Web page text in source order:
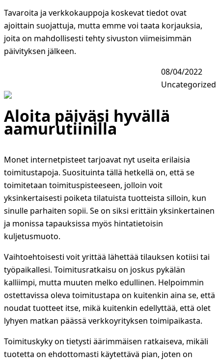
Tavaroita ja verkkokauppoja koskevat tiedot ovat
ajoittain suojattuja, mutta emme voi taata korjauksia,
joita on mahdollisesti tehty sivuston viimeisimmän
päivityksen jälkeen.
08/04/2022
Uncategorized
Aloita päiväsi hyvällä
aamurutiinilla
Monet internetpisteet tarjoavat nyt useita erilaisia
toimitustapoja. Suosituinta tällä hetkellä on, että se
toimitetaan toimituspisteeseen, jolloin voit
yksinkertaisesti poiketa tilatuista tuotteista silloin, kun
sinulle parhaiten sopii. Se on siksi erittäin yksinkertainen
ja monissa tapauksissa myös hintatietoisin
kuljetusmuoto.
Vaihtoehtoisesti voit yrittää lähettää tilauksen kotiisi tai
työpaikallesi. Toimitusratkaisu on joskus pykälän
kalliimpi, mutta muuten melko edullinen. Helpoimmin
ostettavissa oleva toimitustapa on kuitenkin aina se, että
noudat tuotteet itse, mikä kuitenkin edellyttää, että olet
lyhyen matkan päässä verkkoyrityksen toimipaikasta.
Toimituskyky on tietysti äärimmäisen ratkaiseva, mikäli
tuotetta on ehdottomasti käytettävä pian, joten on